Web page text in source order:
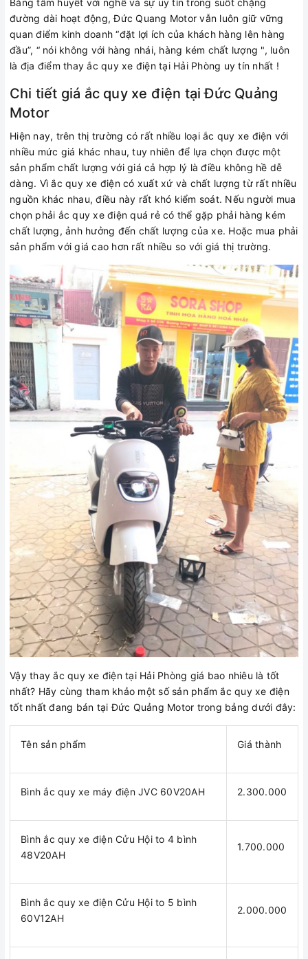
đường dài hoạt động, Đức Quang Motor vẫn luôn giữ vững
quan điểm kinh doanh “đặt lợi ích của khách hàng lên hàng
đầu”, “ nói không với hàng nhái, hàng kém chất lượng ", luôn
là địa điểm thay ắc quy xe điện tại Hải Phòng uy tín nhất !
Chi tiết giá ắc quy xe điện tại Đức Quảng
Motor
Hiện nay, trên thị trường có rất nhiều loại ắc quy xe điện với
nhiều mức giá khác nhau, tuy nhiên để lựa chọn được một
sản phẩm chất lượng với giá cả hợp lý là điều không hề dễ
dàng. Vì ắc quy xe điện có xuất xứ và chất lượng từ rất nhiều
nguồn khác nhau, điều này rất khó kiểm soát. Nếu người mua
chọn phải ắc quy xe điện quá rẻ có thể gặp phải hàng kém
chất lượng, ảnh hưởng đến chất lượng của xe. Hoặc mua phải
sản phẩm với giá cao hơn rất nhiều so với giá thị trường.
Vậy thay ắc quy xe điện tại Hải Phòng giá bao nhiêu là tốt
nhất? Hãy cùng tham khảo một số sản phẩm ắc quy xe điện
tốt nhất đang bán tại Đức Quảng Motor trong bảng dưới đây:
Tên sản phẩm Giá thành
Bình ắc quy xe máy điện JVC 60V20AH 2.300.000
Bình ắc quy xe điện Cửu Hội to 4 bình
48V20AH
1.700.000
Bình ắc quy xe điện Cửu Hội to 5 bình
60V12AH
2.000.000